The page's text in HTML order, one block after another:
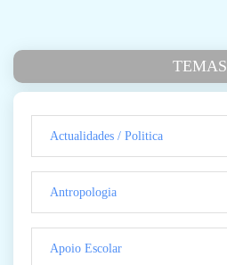
TEMAS
Actualidades / Politica
Antropologia
Apoio Escolar